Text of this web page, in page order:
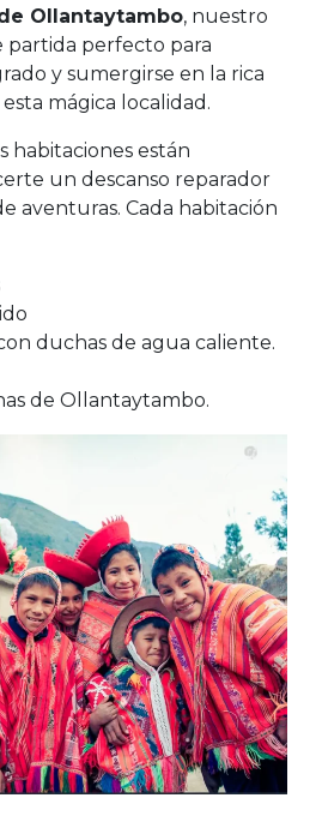
Ollantaytambo, nuestro
partida perfecto para
y sumergirse en la rica
mágica localidad.
habitaciones están
un descanso reparador
aventuras. Cada habitación
duchas de agua caliente.
de Ollantaytambo.